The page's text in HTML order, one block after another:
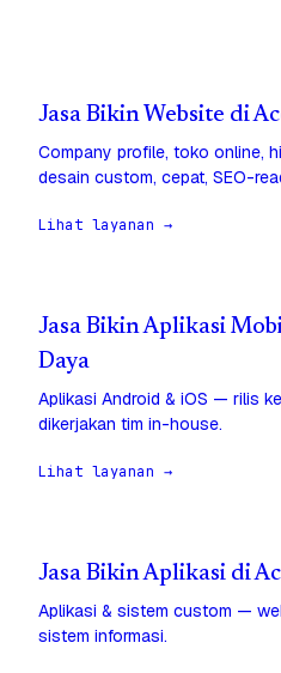
Jasa Bikin Website di
Company profile, toko online,
desain custom, cepat, SEO-
Lihat layanan →
Jasa Bikin Aplikasi
Daya
Aplikasi Android & iOS — rilis
dikerjakan tim in-house.
Lihat layanan →
Jasa Bikin Aplikasi di
Aplikasi & sistem custom —
sistem informasi.